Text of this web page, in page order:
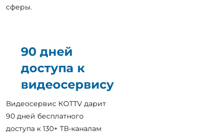
сферы.
90 дней
доступа к
видеосервису
Видеосервис КОТТV дарит
90 дней бесплатного
доступа к 130+ ТВ-каналам